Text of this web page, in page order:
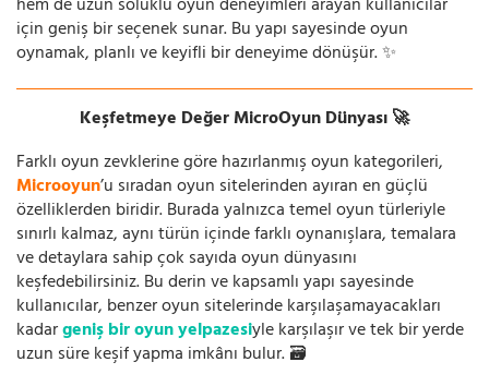
hem de uzun soluklu oyun deneyimleri arayan kullanıcılar
için geniş bir seçenek sunar. Bu yapı sayesinde oyun
oynamak, planlı ve keyifli bir deneyime dönüşür. ✨
Keşfetmeye Değer MicroOyun Dünyası 🚀
Farklı oyun zevklerine göre hazırlanmış oyun kategorileri,
Microoyun’u sıradan oyun sitelerinden ayıran en güçlü
özelliklerden biridir. Burada yalnızca temel oyun türleriyle
sınırlı kalmaz, aynı türün içinde farklı oynanışlara, temalara
ve detaylara sahip çok sayıda oyun dünyasını
keşfedebilirsiniz. Bu derin ve kapsamlı yapı sayesinde
kullanıcılar, benzer oyun sitelerinde karşılaşamayacakları
kadargeniş bir oyun yelpazesiyle karşılaşır ve tek bir yerde
uzun süre keşif yapma imkânı bulur. 🗃️